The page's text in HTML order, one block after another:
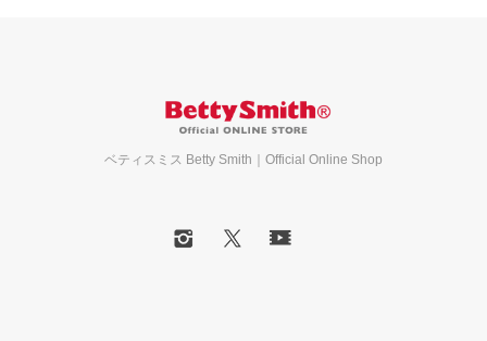
ベティスミス Betty Smith｜Official Online Shop